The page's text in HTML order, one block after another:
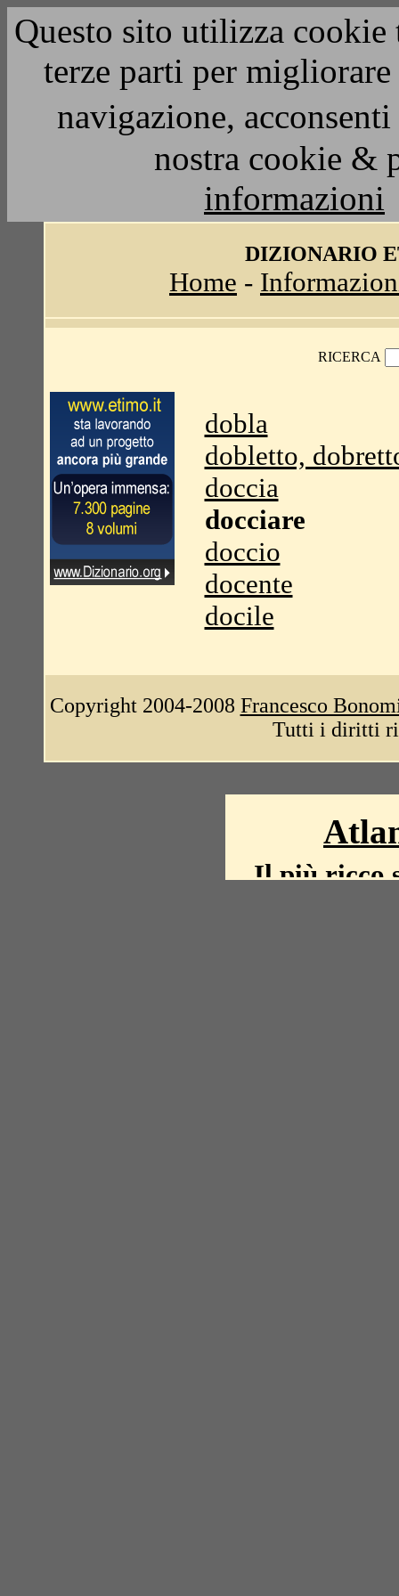
Questo sito utilizza
terze parti per
navigazione,
nostra cookie &
informazioni
DIZIONARIO
Home -
RICERCA
dobla
dobletto,
doccia
docciare
doccio
docente
docile
Copyright 2004-2008 Francesco
Tutti i diritti
Il più ricco